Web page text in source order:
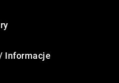
Informacje